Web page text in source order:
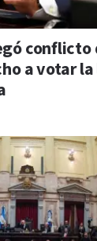
a votar la